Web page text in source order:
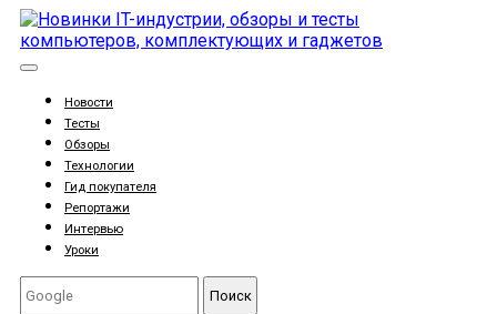
Новости
Тесты
Обзоры
Технологии
Гид покупателя
Репортажи
Интервью
Уроки
Поиск